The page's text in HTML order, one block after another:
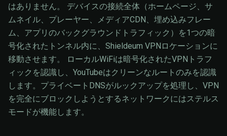
はありません。 デバイスの接続全体（ホームページ、サ
ムネイル、プレーヤー、メディアCDN、埋め込みフレー
ム、アプリのバックグラウンドトラフィック）を1つの暗
号化されたトンネル内に、Shieldeum VPNロケーションに
移動させます。 ローカルWiFiは暗号化されたVPNトラフ
ィックを認識し、YouTubeはクリーンなルートのみを認識
します。プライベートDNSがルックアップを処理し、VPN
を完全にブロックしようとするネットワークにはステルス
モードが機能します。